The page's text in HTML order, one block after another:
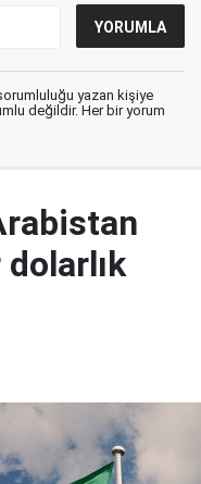
yazan kişiye
değildir. Her bir yorum